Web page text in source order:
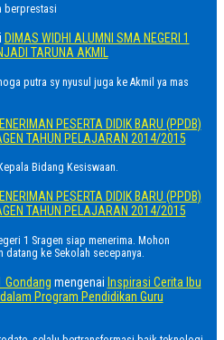
berprestasi
DIMAS WIDHI ALUMNI SMA NEGERI 1
TARUNA AKMIL
putra sy nyusul juga ke Akmil ya mas
PESERTA DIDIK BARU (PPDB)
TAHUN PELAJARAN 2014/2015
Bidang Kesiswaan.
PESERTA DIDIK BARU (PPDB)
TAHUN PELAJARAN 2014/2015
1 Sragen siap menerima. Mohon
ke Sekolah secepanya.
Gondang mengenai Inspirasi Cerita Ibu
Program Pendidikan Guru